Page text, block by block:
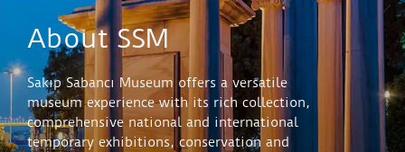
About SSM
Sakıp Sabancı Museum offers a versatile
museum experience with its rich collection,
comprehensive national and international
temporary exhibitions, conservation and